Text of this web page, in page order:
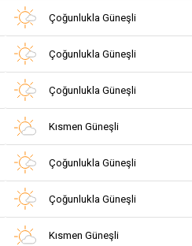
Çoğunlukla Güneşli
Çoğunlukla Güneşli
Çoğunlukla Güneşli
Kısmen Güneşli
Çoğunlukla Güneşli
Çoğunlukla Güneşli
Kısmen Güneşli